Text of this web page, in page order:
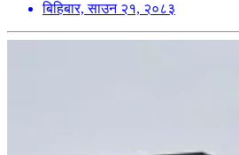
बिहिबार, साउन २१, २०८३